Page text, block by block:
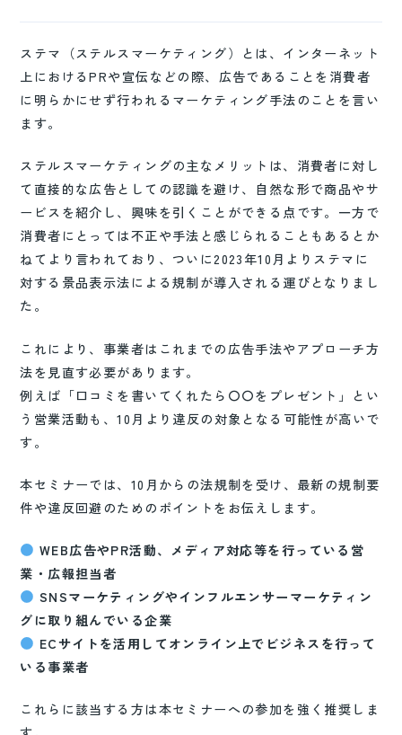
ステマ（ステルスマーケティング）とは、インターネット
上におけるPRや宣伝などの際、広告であることを消費者
に明らかにせず行われるマーケティング手法のことを言い
ます。
ステルスマーケティングの主なメリットは、消費者に対し
て直接的な広告としての認識を避け、自然な形で商品やサ
ービスを紹介し、興味を引くことができる点です。一方で
消費者にとっては不正や手法と感じられることもあるとか
ねてより言われており、ついに2023年10月よりステマに
対する景品表示法による規制が導入される運びとなりまし
た。
これにより、事業者はこれまでの広告手法やアプローチ方
法を見直す必要があります。
例えば「口コミを書いてくれたら〇〇をプレゼント」とい
う営業活動も、10月より違反の対象となる可能性が高いで
す。
本セミナーでは、10月からの法規制を受け、最新の規制要
件や違反回避のためのポイントをお伝えします。
WEB広告やPR活動、 メディア対応等を行っている営
業・広報担当者
SNSマーケティングやインフルエンサーマーケティン
グに取り組んでいる企業
ECサイトを活用してオンライン上でビジネスを行って
いる事業者
これらに該当する方は本セミナーへの参加を強く推奨しま